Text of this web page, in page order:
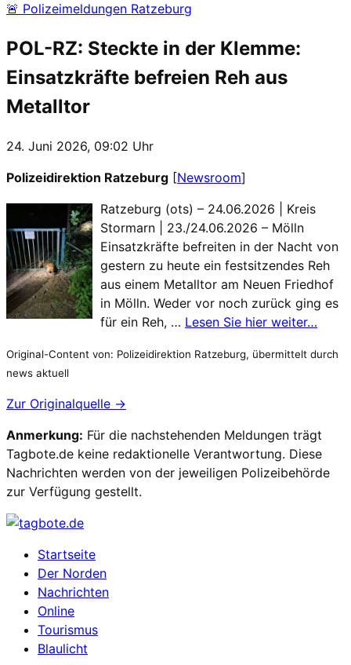
🚨 Polizeimeldungen Ratzeburg
POL-RZ: Steckte in der Klemme:
Einsatzkräfte befreien Reh aus
Metalltor
24. Juni 2026, 09:02 Uhr
Polizeidirektion Ratzeburg [Newsroom]
Ratzeburg (ots) – 24.06.2026 | Kreis
Stormarn | 23./24.06.2026 – Mölln
Einsatzkräfte befreiten in der Nacht von
gestern zu heute ein festsitzendes Reh
aus einem Metalltor am Neuen Friedhof
in Mölln. Weder vor noch zurück ging es
für ein Reh, … Lesen Sie hier weiter…
Original-Content von: Polizeidirektion Ratzeburg, übermittelt durch
news aktuell
Zur Originalquelle →
Anmerkung: Für die nachstehenden Meldungen trägt
Tagbote.de keine redaktionelle Verantwortung. Diese
Nachrichten werden von der jeweiligen Polizeibehörde
zur Verfügung gestellt.
Startseite
Der Norden
Nachrichten
Online
Tourismus
Blaulicht